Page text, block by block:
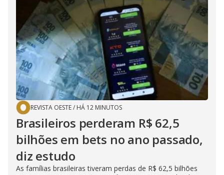
REVISTA OESTE/ HÁ 12 MINUTOS
Brasileiros perderam R$ 62,5
bilhões em bets no ano passado,
diz estudo
As famílias brasileiras tiveram perdas de R$ 62,5 bilhões